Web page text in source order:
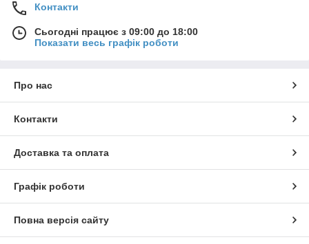
Контакти
Сьогодні працює з 09:00 до 18:00
Показати весь графік роботи
Про нас
Контакти
Доставка та оплата
Графік роботи
Повна версія сайту